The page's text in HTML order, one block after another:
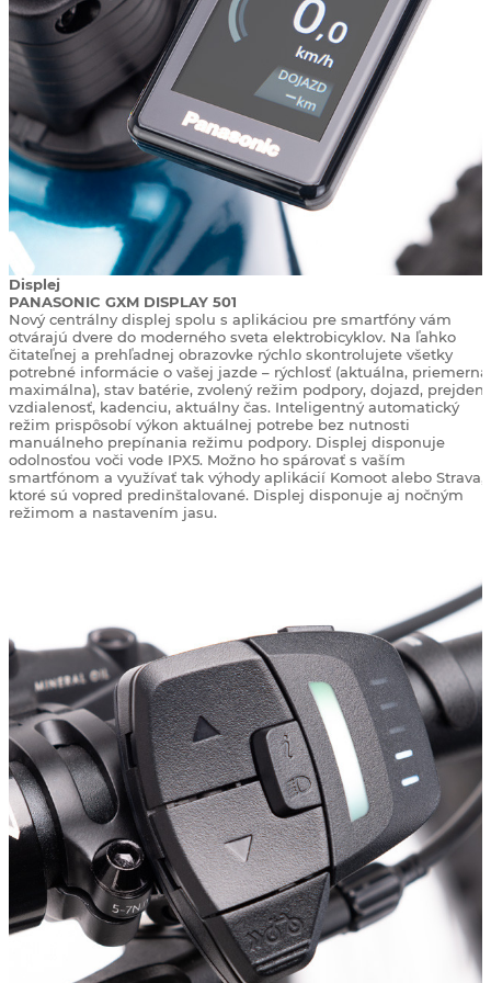
Displej
PANASONIC GXM DISPLAY 501
Nový centrálny displej spolu s aplikáciou pre smartfóny vám
otvárajú dvere do moderného sveta elektrobicyklov. Na ľahko
čitateľnej a prehľadnej obrazovke rýchlo skontrolujete všetky
potrebné informácie o vašej jazde – rýchlosť (aktuálna, priemerná,
maximálna), stav batérie, zvolený režim podpory, dojazd,
vzdialenosť, kadenciu, aktuálny čas. Inteligentný automatický
režim prispôsobí výkon aktuálnej potrebe bez nutnosti
manuálneho prepínania režimu podpory. Displej disponuje
odolnosťou voči vode IPX5. Možno ho spárovať s vaším
smartfónom a využívať tak výhody aplikácií Komoot alebo Strava,
ktoré sú vopred predinštalované. Displej disponuje aj nočným
režimom a nastavením jasu.